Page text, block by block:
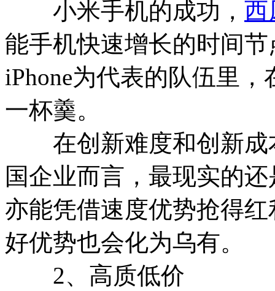
小米手机的成功， 西
能手机快速增长的时间
iPhone为代表的队伍里
一杯羹。
在创新难度和创新成
国企业而言，最现实的
亦能凭借速度优势抢得
好优势也会化为乌有。
2、高质低价